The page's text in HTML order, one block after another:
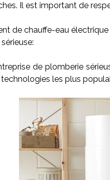
Il est important de
de chauffe-eau
de plomberie
les plus